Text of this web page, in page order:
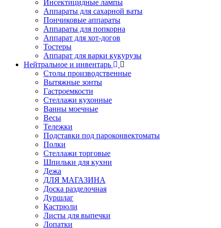
Инсектицидные лампы
Аппараты для сахарной ваты
Пончиковые аппараты
Аппараты для попкорна
Аппарат для хот-догов
Тостеры
Аппарат для варки кукурузы
Нейтральное и инвентарь
Столы производственные
Вытяжные зонты
Гастроемкости
Стеллажи кухонные
Ванны моечные
Весы
Тележки
Подставки под пароконвектоматы
Полки
Стеллажи торговые
Шпильки для кухни
Дежа
ДЛЯ МАГАЗИНА
Доска разделочная
Дуршлаг
Кастрюли
Листы для выпечки
Лопатки